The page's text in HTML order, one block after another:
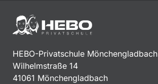
HEBO-Privatschule Mönchengladbach
Wilhelmstraße 14
41061 Mönchengladbach